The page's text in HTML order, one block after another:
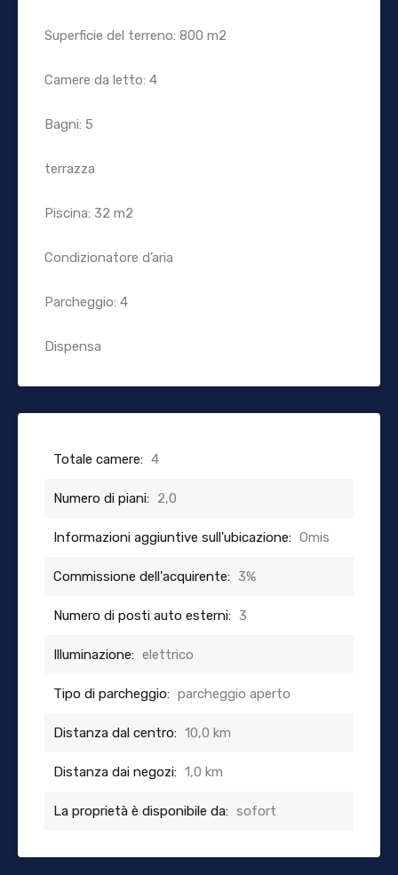
Superficie del terreno: 800 m2
Camere da letto: 4
Bagni: 5
terrazza
Piscina: 32 m2
Condizionatore d’aria
Parcheggio: 4
Dispensa
Totale camere: 4
Numero di piani: 2,0
Informazioni aggiuntive sull'ubicazione: Omis
Commissione dell'acquirente: 3%
Numero di posti auto esterni: 3
Illuminazione: elettrico
Tipo di parcheggio: parcheggio aperto
Distanza dal centro: 10,0 km
Distanza dai negozi: 1,0 km
La proprietà è disponibile da: sofort